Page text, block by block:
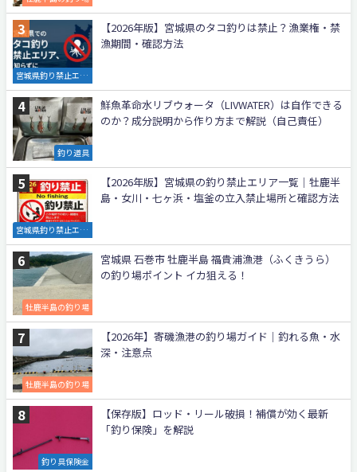
宮城県釣り禁止エリ
ア
【2026年版】宮城県のタコ釣りは禁止？漁業権・禁
漁期間・確認方法
釣り道具
鮮魚革命水リブウォータ（LIVWATER）は自作できる
のか？成分説明から作り方まで解説（自己責任）
宮城県釣り禁止エリ
ア
【2026年版】宮城県の釣り禁止エリア一覧｜牡鹿半
島・女川・七ヶ浜・塩釜の立入禁止場所と確認方法
牡鹿半島の釣り場
宮城県 石巻市 牡鹿半島 福貴浦漁港（ふくきうら）
の釣り場ポイント イカ狙える！
牡鹿半島の釣り場
【2026年】寄磯漁港の釣り場ガイド｜釣れる魚・水
深・注意点
釣り具保険金
【保存版】ロッド・リール破損！補償が効く最新
「釣り保険」を解説